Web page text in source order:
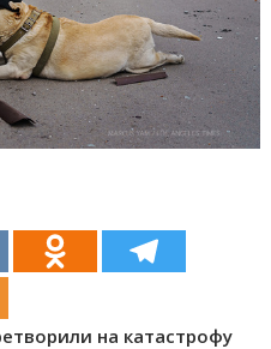
на катастрофу